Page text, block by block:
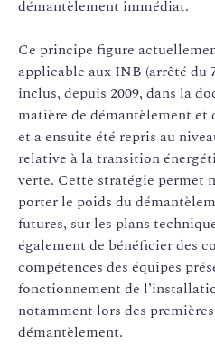
démantèlement immédiat.
Ce principe figure
applicable aux INB (arrêté du
inclus, depuis 2009, dans la
matière de démantèlement et
et a ensuite été repris au
relative à la transition
verte. Cette stratégie permet
porter le poids du
futures, sur les plans
également de bénéficier des
compétences des équipes
fonctionnement de
notamment lors des
démantèlement.